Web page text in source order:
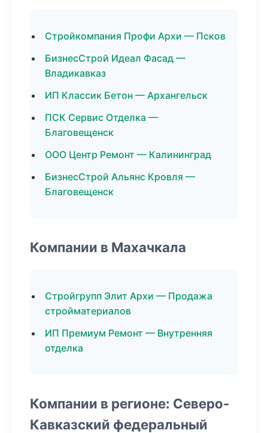
Стройкомпания Профи Архи — Псков
БизнесСтрой Идеал Фасад —
Владикавказ
ИП Классик Бетон — Архангельск
ПСК Сервис Отделка —
Благовещенск
ООО Центр Ремонт — Калининград
БизнесСтрой Альянс Кровля —
Благовещенск
Компании в Махачкала
Стройгрупп Элит Архи — Продажа
стройматериалов
ИП Премиум Ремонт — Внутренняя
отделка
Компании в регионе: Северо-
Кавказский федеральный